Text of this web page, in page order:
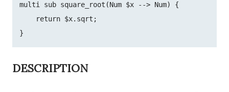
multi sub square_root(Num $x --> Num) {
    return $x.sqrt;
DESCRIPTION